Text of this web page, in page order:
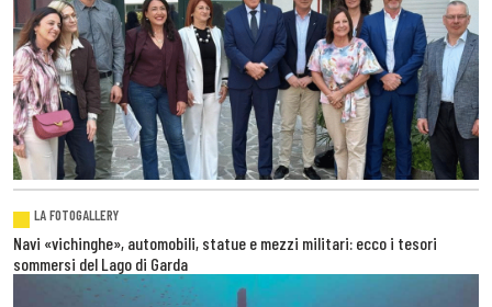
LA FOTOGALLERY
Navi «vichinghe», automobili, statue e mezzi militari: ecco i tesori
sommersi del Lago di Garda